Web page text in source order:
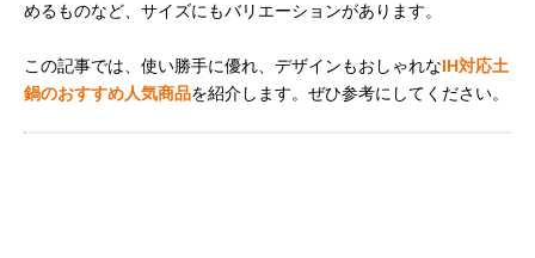
めるものなど、サイズにもバリエーションがあります。
この記事では、使い勝手に優れ、デザインもおしゃれなIH対応土
鍋のおすすめ人気商品を紹介します。ぜひ参考にしてください。